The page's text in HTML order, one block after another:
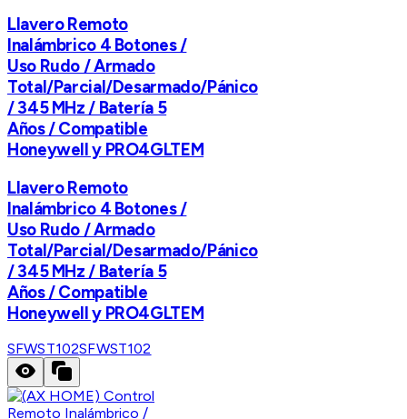
Llavero Remoto
Inalámbrico 4 Botones /
Uso Rudo / Armado
Total/Parcial/Desarmado/Pánico
/ 345 MHz / Batería 5
Años / Compatible
Honeywell y PRO4GLTEM
Llavero Remoto
Inalámbrico 4 Botones /
Uso Rudo / Armado
Total/Parcial/Desarmado/Pánico
/ 345 MHz / Batería 5
Años / Compatible
Honeywell y PRO4GLTEM
SFWST102SFWST102